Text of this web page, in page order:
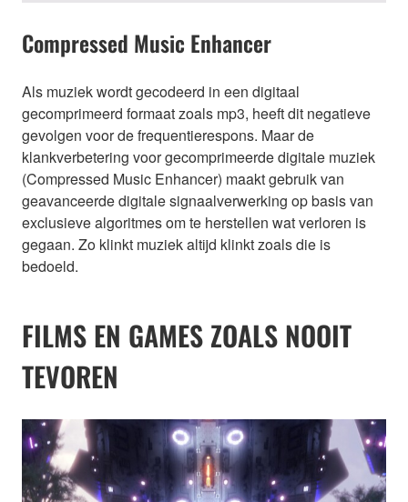
Compressed Music Enhancer
Als muziek wordt gecodeerd in een digitaal
gecomprimeerd formaat zoals mp3, heeft dit negatieve
gevolgen voor de frequentierespons. Maar de
klankverbetering voor gecomprimeerde digitale muziek
(Compressed Music Enhancer) maakt gebruik van
geavanceerde digitale signaalverwerking op basis van
exclusieve algoritmes om te herstellen wat verloren is
gegaan. Zo klinkt muziek altijd klinkt zoals die is
bedoeld.
FILMS EN GAMES ZOALS NOOIT
TEVOREN